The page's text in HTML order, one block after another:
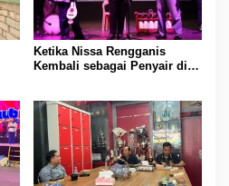
Ketika Nissa Rengganis
Kembali sebagai Penyair di